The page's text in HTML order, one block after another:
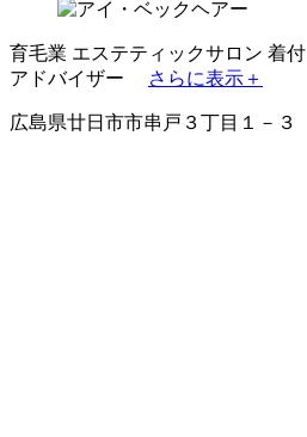
育毛業 エステティックサロン 着付
アドバイザー
さらに表示＋
広島県廿日市市串戸３丁目１－３